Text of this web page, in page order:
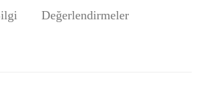
Değerlendirmeler